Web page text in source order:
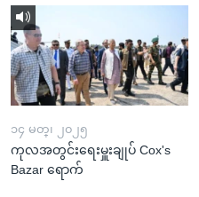
၁၄ မတ္၊ ၂၀၂၅
ကုလအတွင်းရေးမှူးချုပ် Cox's
Bazar ရောက်